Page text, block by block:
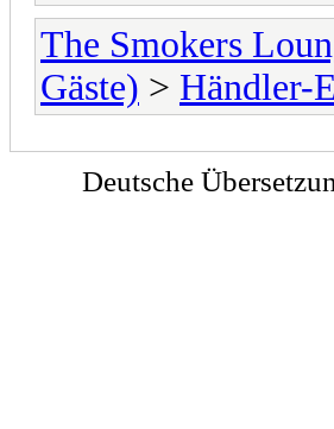
The Smokers
Gäste) > Händler-
Deutsche